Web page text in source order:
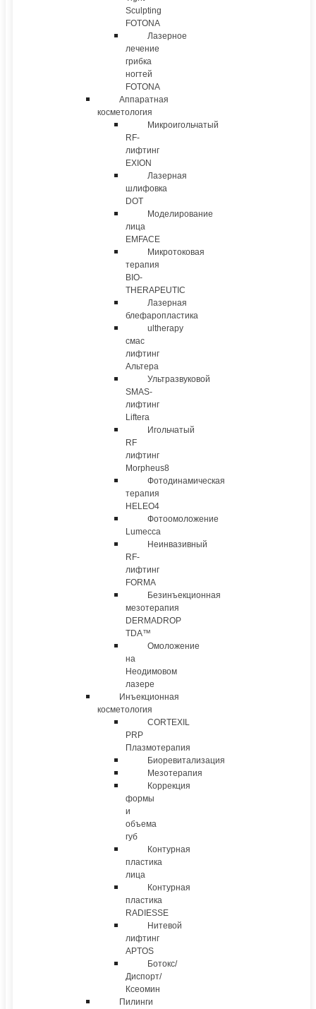
Sculpting
FOTONA
Лазерное
лечение
грибка
ногтей
FOTONA
Аппаратная
косметология
Микроигольчатый
RF-
лифтинг
EXION
Лазерная
шлифовка
DOT
Моделирование
лица
EMFACE
Микротоковая
терапия
BIO-
THERAPEUTIC
Лазерная
блефаропластика
ultherapy
смас
лифтинг
Альтера
Ультразвуковой
SMAS-
лифтинг
Liftera
Игольчатый
RF
лифтинг
Morpheus8
Фотодинамическая
терапия
HELEO4
Фотоомоложение
Lumecca
Неинвазивный
RF-
лифтинг
FORMA
Безинъекционная
мезотерапия
DERMADROP
TDA™
Омоложение
на
Неодимовом
лазере
Инъекционная
косметология
CORTEXIL
PRP
Плазмотерапия
Биоревитализация
Мезотерапия
Коррекция
формы
и
объема
губ
Контурная
пластика
лица
Контурная
пластика
RADIESSE
Нитевой
лифтинг
APTOS
Ботокс/
Диспорт/
Ксеомин
Пилинги